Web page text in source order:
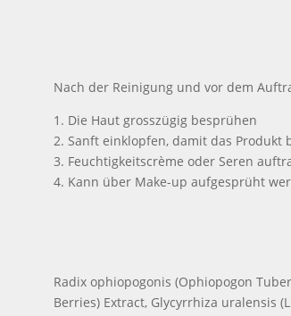
Nach der Reinigung und vor dem
1. Die Haut grosszügig besprühen
2. Sanft einklopfen, damit das Produkt
3. Feuchtigkeitscrème oder Seren
4. Kann über Make-up aufgesprüht
Radix ophiopogonis (Ophiopogon
Berries) Extract, Glycyrrhiza uralensis